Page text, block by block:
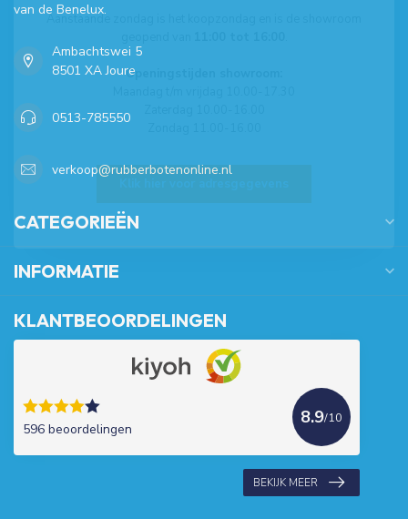
van de Benelux.
Ambachtswei 5
8501 XA Joure
0513-785550
verkoop@rubberbotenonline.nl
CATEGORIEËN
INFORMATIE
KLANTBEOORDELINGEN
596 beoordelingen
8.9/10
BEKIJK MEER
Aanstaande zondag is het koopzondag en is de showroom
Openingstijden showroom: